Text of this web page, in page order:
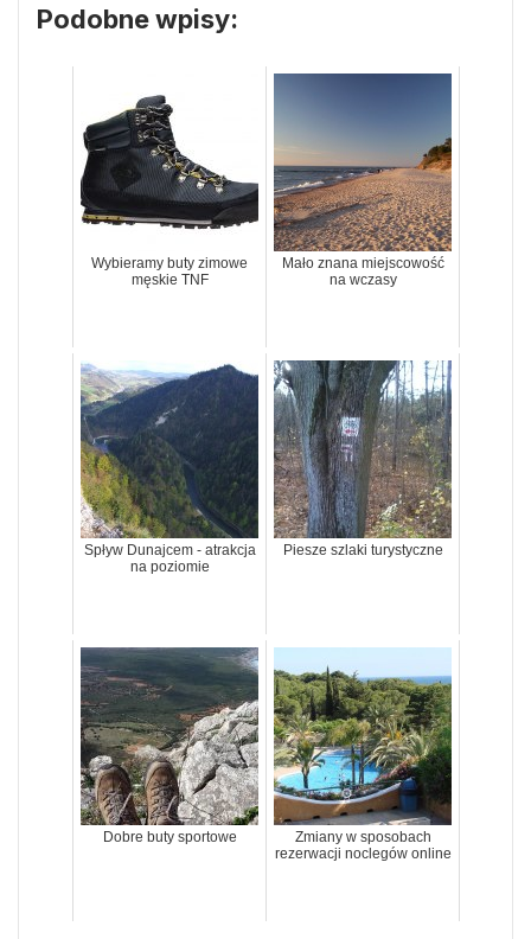
Podobne wpisy:
Wybieramy buty zimowe
męskie TNF
Mało znana miejscowość
na wczasy
Spływ Dunajcem - atrakcja
na poziomie
Piesze szlaki turystyczne
Dobre buty sportowe
Zmiany w sposobach
rezerwacji noclegów online